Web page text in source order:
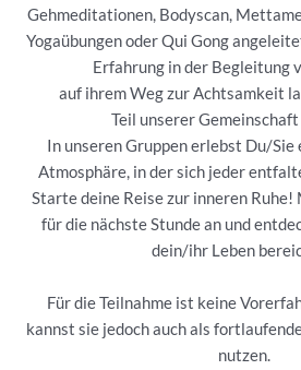
Gehmeditationen, Bodyscan,
Yogaübungen oder Qui Gong
Erfahrung in der Begleitung
auf ihrem Weg zur Achtsamkeit
Teil unserer Gemeinschaft
In unseren Gruppen erlebst Du/
Atmosphäre, in der sich jeder
Starte deine Reise zur inneren Ruhe!
für die nächste Stunde an und
dein/ihr Leben
Für die Teilnahme ist keine
kannst sie jedoch auch als
nutzen.